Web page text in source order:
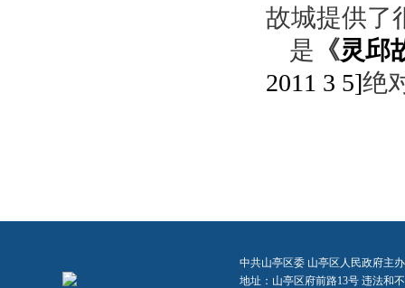
故城提供了
是 《灵邱
2011 3 5]绝
中共山亭区委 山亭区人民政府主
地址：山亭区府前路13号 违法和